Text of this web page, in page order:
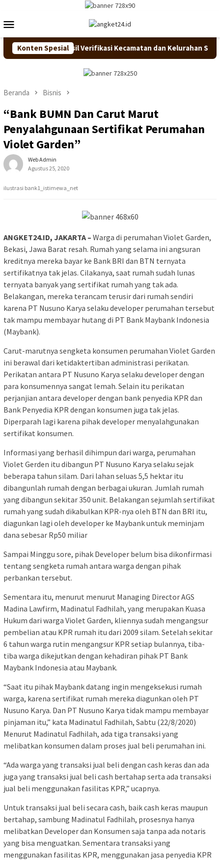
konten
Mobile
Konten Spesial
Hasil Verifikasi Kecamatan dan Kelurahan Sehat
Beranda Bisnis
“Bank BUMN Dan Carut Marut
Penyalahgunaan Sertifikat Perumahan
Violet Garden”
Web Admin
Agustus 25, 2020
ilustrasi bank1_istimewa_net
ANGKET24.ID, JAKARTA – Warga di perumahan Violet Garden,
Bekasi, Jawa Barat resah. Rumah yang selama ini angsuran
kreditnya mereka bayar ke Bank BRI dan BTN ternyata
sertifikatnya tak jelas. Cilakanya, saat rumah sudah lunas
ternyata banyak yang sertifikat rumah yang tak ada.
Belakangan, mereka terancam terusir dari rumah sendiri
karena PT Nusuno Karya selaku developer perumahan tersebut
tak mampu membayar hutang di PT Bank Maybank Indonesia
(Maybank).
Carut-marutnya sengketa konsumen perumahan Violet Garden
ini berawal dari ketidaktertiban administrasi perikatan.
Perikatan antara PT Nusuno Karya selaku developer dengan
para konsumennya sangat lemah. Selain itu perikatan
perjanjian antara developer dengan bank penyedia KPR dan
Bank Penyedia KPR dengan konsumen juga tak jelas.
Diperparah lagi karena pihak developer menyalahgunakan
sertifikat konsumen.
Informasi yang berhasil dihimpun dari warga, perumahan
Violet Gerden itu dibangun PT Nusuno Karya selaku sejak
beberapa tahun silam. Dari lahan seluas 5,5 hektar itu
dibangunlah rumah dengan berbagai ukuran. Jumlah rumah
yang dibangun sekitar 350 unit. Belakangan sejumlah sertifikat
rumah yang sudah dikabulkan KPR-nya oleh BTN dan BRI itu,
diagunkan lagi oleh developer ke Maybank untuk meminjam
dana sebesar Rp50 miliar
Sampai Minggu sore, pihak Developer belum bisa dikonfirmasi
tentang sengketa rumah antara warga dengan pihak
perbankan tersebut.
Sementara itu, menurut menurut Managing Director AGS
Madina Lawfirm, Madinatul Fadhilah, yang merupakan Kuasa
Hukum dari warga Violet Garden, kliennya sudah mengangsur
pembelian atau KPR rumah itu dari 2009 silam. Setelah sekitar
6 tahun warga rutin mengangsur KPR setiap bulannya, tiba-
tiba warga dikejutkan dengan kehadiran pihak PT Bank
Maybank Indonesia atau Maybank.
“Saat itu pihak Maybank datang ingin mengeksekusi rumah
warga, karena sertifikat rumah mereka diagunkan oleh PT
Nusuno Karya. Dan PT Nusuno Karya tidak mampu membayar
pinjaman itu,” kata Madinatul Fadhilah, Sabtu (22/8/2020)
Menurut Madinatul Fadhilah, ada tiga transaksi yang
melibatkan konsumen dalam proses jual beli perumahan ini.
“Ada warga yang transaksi jual beli dengan cash keras dan ada
juga yang transaksi jual beli cash bertahap serta ada transaksi
jual beli menggunakan fasilitas KPR,” ucapnya.
Untuk transaksi jual beli secara cash, baik cash keras maupun
bertahap, sambung Madinatul Fadhilah, prosesnya hanya
melibatkan Developer dan Konsumen saja tanpa ada notaris
yang bisa menguatkan. Sementara transaksi yang
menggunakan fasilitas KPR, menggunakan jasa penyedia KPR